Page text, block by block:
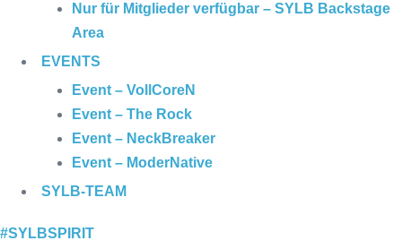
Nur für Mitglieder verfügbar – SYLB Backstage
Area
EVENTS
Event – VollCoreN
Event – The Rock
Event – NeckBreaker
Event – ModerNative
SYLB-TEAM
#SYLBSPIRIT